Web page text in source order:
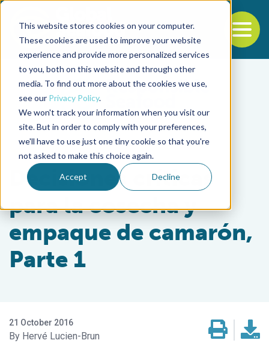
This website stores cookies on your computer.
These cookies are used to improve your website
experience and provide more personalized services
to you, both on this website and through other
media. To find out more about the cookies we use,
see our Privacy Policy.
We won't track your information when you visit our
site. But in order to comply with your preferences,
we'll have to use just one tiny cookie so that you're
not asked to make this choice again.
Accept Decline
Back to the start of the nav
Jump to the end of the navigation
Intelligence
Decisiones críticas
para la cosecha y
empaque de camarón,
Parte 1
21 October 2016
Hervé Lucien-Brun